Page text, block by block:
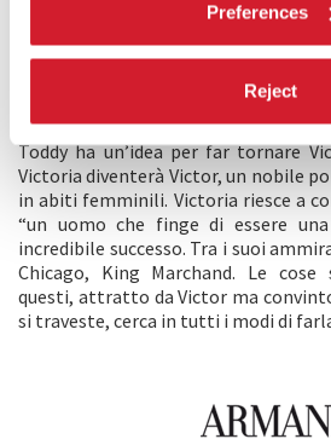
Preferences
Reject
SINOSSI
Parigi, 1934. Victoria, una
letteralmente ridotta alla fame,
cabaret, Toddy, che a sua volta è
Toddy ha un’idea per far tornare
Victoria diventerà Victor, un nobile
in abiti femminili. Victoria riesce a
“un uomo che finge di essere
incredibile successo. Tra i suoi
Chicago, King Marchand. Le cose
questi, attratto da Victor ma
si traveste, cerca in tutti i modi di